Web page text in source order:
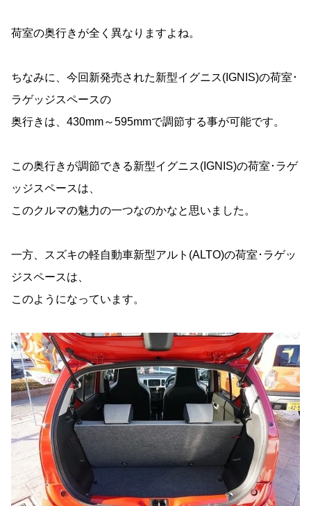
荷室の奥行きが全く異なりますよね。
ちなみに、今回新発売された新型イグニス(IGNIS)の荷室･
ラゲッジスペースの
奥行きは、430mm～595mmで調節する事が可能です。
この奥行きが調節できる新型イグニス(IGNIS)の荷室･ラゲ
ッジスペースは、
このクルマの魅力の一つなのかなと思いました。
一方、スズキの軽自動車新型アルト(ALTO)の荷室･ラゲッ
ジスペースは、
このようになっています。